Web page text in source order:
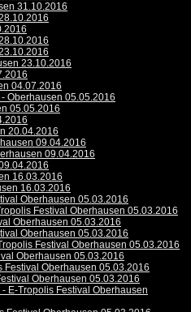
31.10.2016
23.10.2016
04.07.2016
Oberhausen 05.05.2016
05.05.2016
20.04.2016
09.04.2016
09.04.2016
16.03.2016
16.03.2016
Oberhausen 05.03.2016
Festival Oberhausen 05.03.2016
Oberhausen 05.03.2016
Oberhausen 05.03.2016
Festival Oberhausen 05.03.2016
Oberhausen 05.03.2016
Festival Oberhausen 05.03.2016
Oberhausen 05.03.2016
E-Tropolis Festival Oberhausen